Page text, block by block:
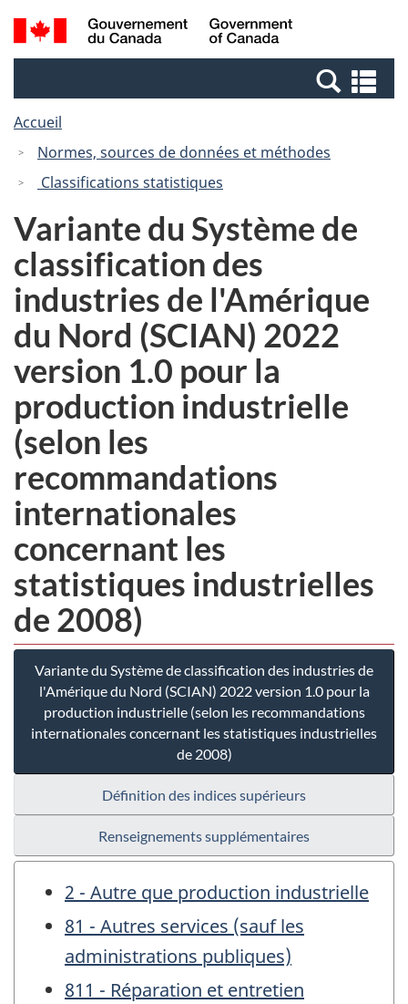
Passer
au
Passer
à
Canada
Recherche
et
et
Accueil
Normes, sources de données et méthodes
Classifications statistiques
Variante du Système de
classification des
industries de l'Amérique
du Nord (SCIAN) 2022
version 1.0 pour la
production industrielle
(selon les
recommandations
internationales
concernant les
statistiques industrielles
de 2008)
Variante du Système de classification des industries de
l'Amérique du Nord (SCIAN) 2022 version 1.0 pour la
production industrielle (selon les recommandations
internationales concernant les statistiques industrielles
de 2008)
Définition des indices supérieurs
Renseignements supplémentaires
2 - Autre que production industrielle
81 - Autres services (sauf les
administrations publiques)
811 - Réparation et entretien